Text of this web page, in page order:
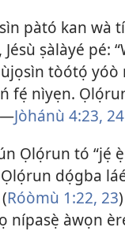
pàtó kan wà
Jésù ṣàlàyé
tòótọ́
fẹ́ nìyẹn.
Jòhánù 4:23, 24
Ọlọ́run tó “jẹ́
dọ́gba
Róòmù 1:22, 23
nípasẹ̀ àwọn